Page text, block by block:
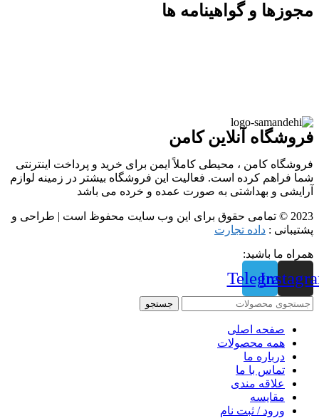
مجوزها و گواهینامه ها
فروشگاه آنلاین کامن
فروشگاه کامن ، محیطی کاملاً ایمن برای خرید و پرداخت اینترنتی
شما فراهم کرده است. فعالیت این فروشگاه بیشتر در زمینه لوازم
آرایشی و بهداشتی به صورت عمده و خرده می باشد
2023 © تمامی حقوق برای این وب سایت محفوظ است | طراحی و
پشتیبانی : داده تجارت
همراه ما باشید:
Telegram
جستجو
صفحه اصلی
همه محصولات
درباره ما
تماس با ما
علاقه مندی
مقايسه
ورود / ثبت نام